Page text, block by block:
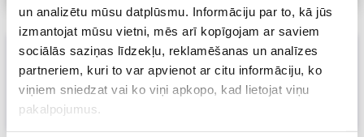
un analizētu mūsu datplūsmu. Informāciju par to, kā jūs
izmantojat mūsu vietni, mēs arī kopīgojam ar saviem
sociālās saziņas līdzekļu, reklamēšanas un analīzes
partneriem, kuri to var apvienot ar citu informāciju, ko
viņiem sniedzat vai ko viņi apkopo, kad lietojat viņu
pakalpojumus.
Projekta "Bērni pielaiko karjeru" ceļojošā
izstāde būs skatāma arī Gaismas pilī
08. Sep 2016, 09:16